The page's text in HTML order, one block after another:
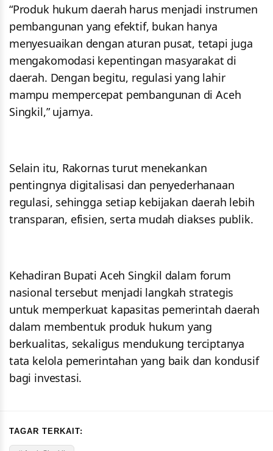
“Produk hukum daerah harus menjadi instrumen
pembangunan yang efektif, bukan hanya
menyesuaikan dengan aturan pusat, tetapi juga
mengakomodasi kepentingan masyarakat di
daerah. Dengan begitu, regulasi yang lahir
mampu mempercepat pembangunan di Aceh
Singkil,” ujarnya.
Selain itu, Rakornas turut menekankan
pentingnya digitalisasi dan penyederhanaan
regulasi, sehingga setiap kebijakan daerah lebih
transparan, efisien, serta mudah diakses publik.
Kehadiran Bupati Aceh Singkil dalam forum
nasional tersebut menjadi langkah strategis
untuk memperkuat kapasitas pemerintah daerah
dalam membentuk produk hukum yang
berkualitas, sekaligus mendukung terciptanya
tata kelola pemerintahan yang baik dan kondusif
bagi investasi.
TAGAR TERKAIT: